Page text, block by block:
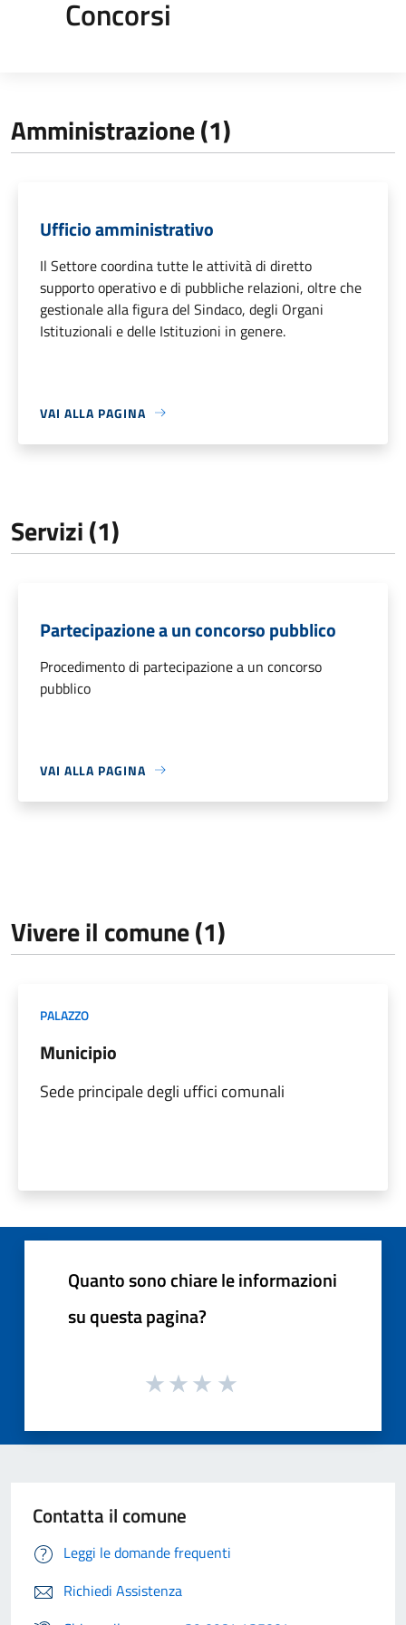
Concorsi
Amministrazione (1)
Ufficio amministrativo
Il Settore coordina tutte le attività di diretto
supporto operativo e di pubbliche relazioni, oltre che
gestionale alla figura del Sindaco, degli Organi
Istituzionali e delle Istituzioni in genere.
VAI ALLA PAGINA
Servizi (1)
Partecipazione a un concorso pubblico
Procedimento di partecipazione a un concorso
pubblico
VAI ALLA PAGINA
Vivere il comune (1)
PALAZZO
Municipio
Sede principale degli uffici comunali
Quanto sono chiare le informazioni
su questa pagina?
Contatta il comune
Leggi le domande frequenti
Richiedi Assistenza